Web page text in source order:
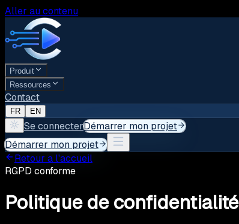
Aller au contenu
Produit
Ressources
Contact
FR EN
Se connecterDémarrer mon projet
Démarrer mon projet
Retour a l'accueil
RGPD conforme
Politique de confidentialité